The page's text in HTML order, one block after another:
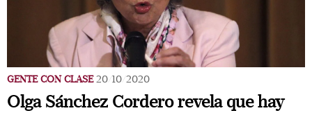
GENTE CON CLASE 20/10/2020
Olga Sánchez Cordero revela que hay